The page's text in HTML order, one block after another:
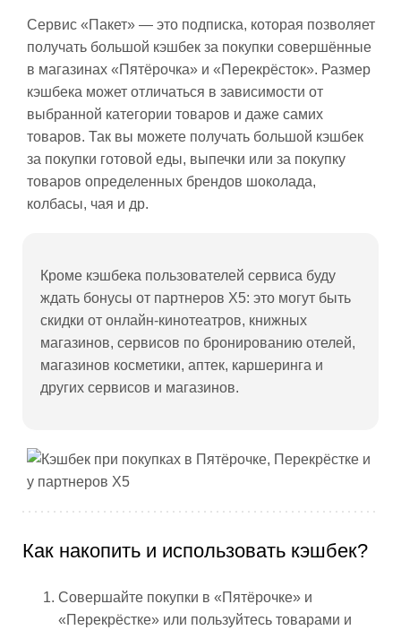
Сервис «Пакет» — это подписка, которая позволяет
получать большой кэшбек за покупки совершённые
в магазинах «Пятёрочка» и «Перекрёсток». Размер
кэшбека может отличаться в зависимости от
выбранной категории товаров и даже самих
товаров. Так вы можете получать большой кэшбек
за покупки готовой еды, выпечки или за покупку
товаров определенных брендов шоколада,
колбасы, чая и др.
Кроме кэшбека пользователей сервиса буду
ждать бонусы от партнеров X5: это могут быть
скидки от онлайн-кинотеатров, книжных
магазинов, сервисов по бронированию отелей,
магазинов косметики, аптек, каршеринга и
других сервисов и магазинов.
Как накопить и использовать кэшбек?
Совершайте покупки в «Пятёрочке» и
«Перекрёстке» или пользуйтесь товарами и